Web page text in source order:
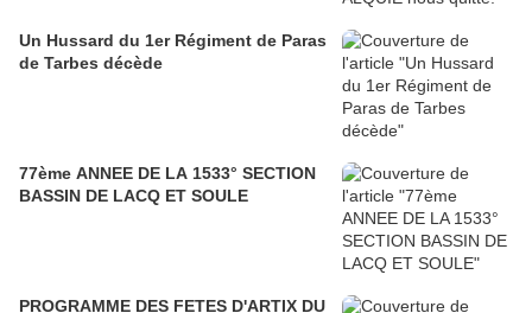
Un Hussard du 1er Régiment de Paras
de Tarbes décède
77ème ANNEE DE LA 1533° SECTION
BASSIN DE LACQ ET SOULE
PROGRAMME DES FETES D'ARTIX DU